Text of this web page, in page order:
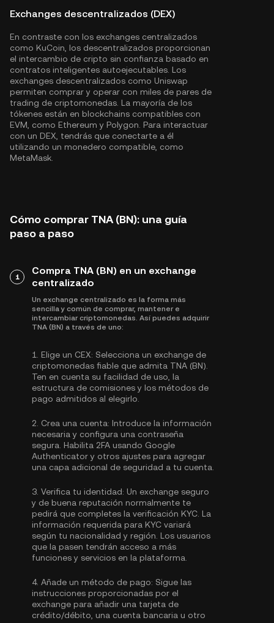
Exchanges descentralizados (DEX)
En contraste con los exchanges centralizados
como KuCoin, los descentralizados proporcionan
el intercambio de cripto sin confianza basado en
contratos inteligentes autoejecutables. Los
exchanges descentralizados como Uniswap
permiten comprar y operar con miles de pares de
trading de criptomonedas. La mayoría de los
tókenes están en blockchains compatibles con
EVM, como Ethereum y Polygon . Para interactuar
con un DEX, tendrás que conectarte a él
utilizando un monedero compatible, como
MetaMask.
Cómo comprar TNA (BN): una guía
paso a paso
1
Compra TNA (BN) en un exchange
centralizado
Un exchange centralizado es la forma más
sencilla y común de comprar, mantener e
intercambiar criptomonedas. Así puedes adquirir
TNA (BN) a través de uno:
1. Elige un CEX: Selecciona un exchange de
criptomonedas fiable que admita TNA (BN).
Ten en cuenta su facilidad de uso, la
estructura de comisiones y los métodos de
pago admitidos al elegirlo.
2. Crea una cuenta: Introduce la información
necesaria y configura una contraseña
segura. Habilita 2FA usando Google
Authenticatory otros ajustes para agregar
una capa adicional de seguridad a tu cuenta.
3. Verifica tu identidad: Un exchange seguro
y de buena reputación normalmente te
pedirá que completes la verificación KYC. La
información requerida para KYC variará
según tu nacionalidad y región. Los usuarios
que la pasen tendrán acceso a más
funciones y servicios en la plataforma.
4. Añade un método de pago: Sigue las
instrucciones proporcionadas por el
exchange para añadir una tarjeta de
crédito/débito, una cuenta bancaria u otro